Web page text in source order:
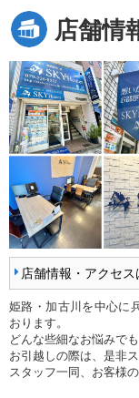
店舗情
店舗情報・アクセス
姫路・加古川を中心に
おります。
どんな些細なお悩みで
お引越しの際は、是非
スタッフ一同、お客様